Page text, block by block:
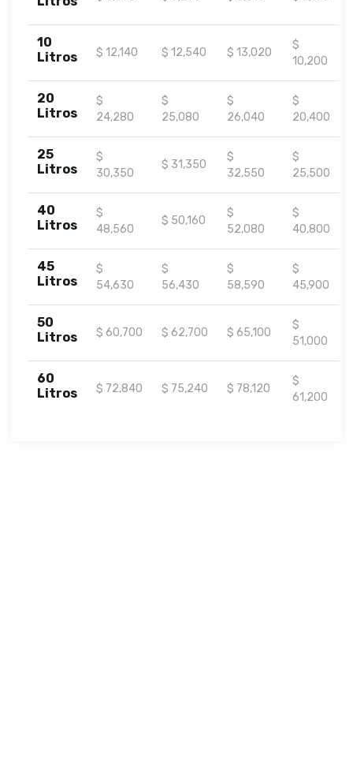
10
Litros
$ 12,140 $ 12,540 $ 13,020
$
10,200
20
Litros
$
24,280
$
25,080
$
26,040
$
20,400
25
Litros
$
30,350
$ 31,350
$
32,550
$
25,500
40
Litros
$
48,560
$ 50,160
$
52,080
$
40,800
45
Litros
$
54,630
$
56,430
$
58,590
$
45,900
50
Litros
$ 60,700 $ 62,700 $ 65,100
$
51,000
60
Litros
$ 72,840 $ 75,240 $ 78,120
$
61,200